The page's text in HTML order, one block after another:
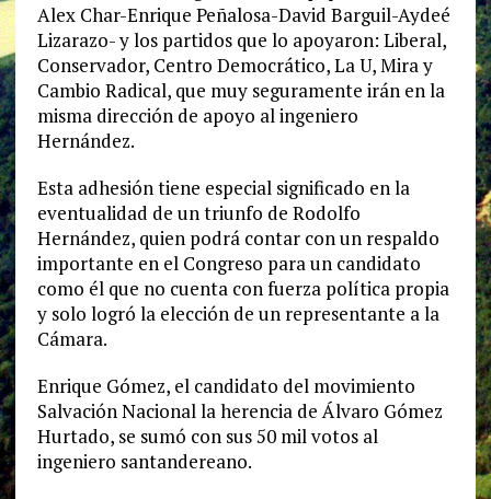
Alex Char-Enrique Peñalosa-David Barguil-Aydeé
Lizarazo- y los partidos que lo apoyaron: Liberal,
Conservador, Centro Democrático, La U, Mira y
Cambio Radical, que muy seguramente irán en la
misma dirección de apoyo al ingeniero
Hernández.
Esta adhesión tiene especial significado en la
eventualidad de un triunfo de Rodolfo
Hernández, quien podrá contar con un respaldo
importante en el Congreso para un candidato
como él que no cuenta con fuerza política propia
y solo logró la elección de un representante a la
Cámara.
Enrique Gómez, el candidato del movimiento
Salvación Nacional la herencia de Álvaro Gómez
Hurtado, se sumó con sus 50 mil votos al
ingeniero santandereano.